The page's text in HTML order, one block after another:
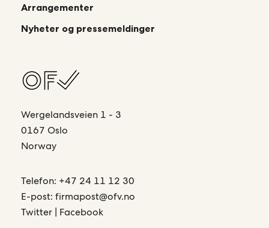
Arrangementer
Nyheter og pressemeldinger
Wergelandsveien 1 - 3
0167 Oslo
Norway
Telefon: +47 24 11 12 30
E-post:firmapost@ofv.no
Twitter | Facebook